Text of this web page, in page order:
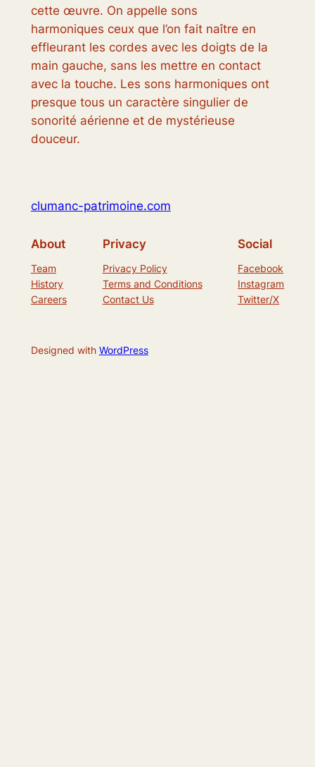
cette œuvre. On appelle sons
harmoniques ceux que l’on fait naître en
effleurant les cordes avec les doigts de la
main gauche, sans les mettre en contact
avec la touche. Les sons harmoniques ont
presque tous un caractère singulier de
sonorité aérienne et de mystérieuse
douceur.
clumanc-patrimoine.com
About
Team
History
Careers
Privacy
Privacy Policy
Terms and Conditions
Contact Us
Social
Facebook
Instagram
Twitter/X
Designed with WordPress